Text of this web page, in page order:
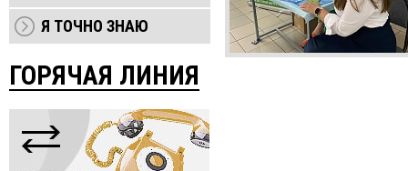
Я ТОЧНО ЗНАЮ
ГОРЯЧАЯ ЛИНИЯ